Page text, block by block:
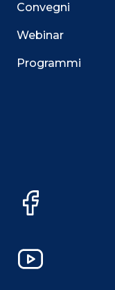
Convegni
Webinar
Programmi
Facebook
YouTube